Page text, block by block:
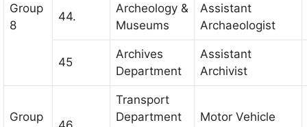
Group
8
44.
Archeology &
Museums
Assistant
Archaeologist
45
Archives
Department
Assistant
Archivist
Group
Transport
Department
Motor Vehicle